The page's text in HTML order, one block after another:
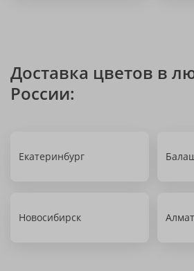
Доставка цветов в
России:
Екатеринбург
Новосибирск